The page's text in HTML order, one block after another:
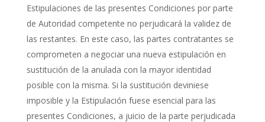
Estipulaciones de las presentes Condiciones por parte
de Autoridad competente no perjudicará la validez de
las restantes. En este caso, las partes contratantes se
comprometen a negociar una nueva estipulación en
sustitución de la anulada con la mayor identidad
posible con la misma. Si la sustitución deviniese
imposible y la Estipulación fuese esencial para las
presentes Condiciones, a juicio de la parte perjudicada